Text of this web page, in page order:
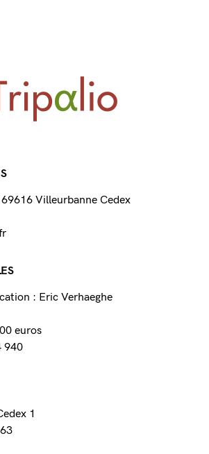
Villeurbanne Cedex
: Eric Verhaeghe
euros
940
1